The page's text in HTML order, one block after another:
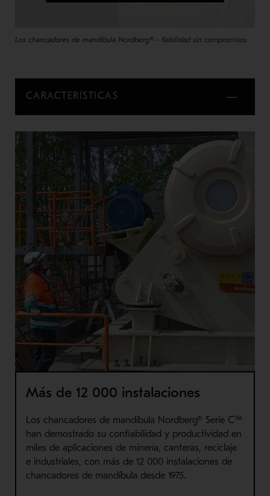
Los chancadores de mandíbula Nordberg® - fiabilidad sin compromisos
CARACTERÍSTICAS
Más de 12 000 instalaciones
Los chancadores de mandíbula Nordberg® Serie C™
han demostrado su confiabilidad y productividad en
miles de aplicaciones de minería, canteras, reciclaje
e industriales, con más de 12 000 instalaciones de
chancadores de mandíbula desde 1975.